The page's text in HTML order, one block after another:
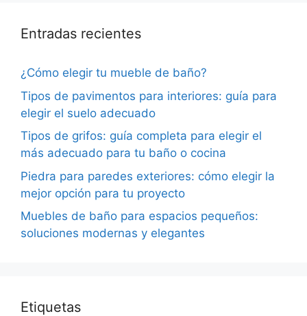
Entradas recientes
¿Cómo elegir tu mueble de baño?
Tipos de pavimentos para interiores: guía para
elegir el suelo adecuado
Tipos de grifos: guía completa para elegir el
más adecuado para tu baño o cocina
Piedra para paredes exteriores: cómo elegir la
mejor opción para tu proyecto
Muebles de baño para espacios pequeños:
soluciones modernas y elegantes
Etiquetas